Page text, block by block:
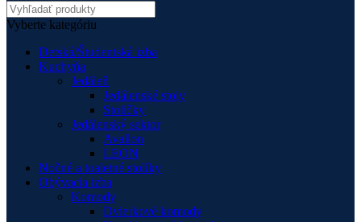
Vyberte kategóriu
Detská/Študentská izba
Kuchyňa
Jedáleň
Jedálenské stoly
Stoličky
Jedálenský sektor
Avallon
LEON
Nočné a toaletné stolíky
Obývacia izba
Komody
Dvierkové komody